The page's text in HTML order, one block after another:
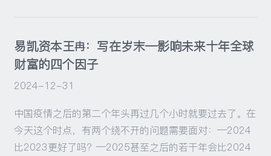
易凯资本王冉：写在岁末—影响未来十年全球
财富的四个因子
2024-12-31
中国疫情之后的第二个年头再过几个小时就要过去了。在
今天这个时点，有两个绕不开的问题需要面对：—2024
比2023更好了吗？—2025甚至之后的若干年会比2024